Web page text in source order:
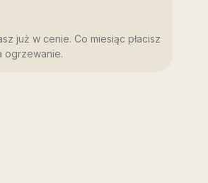
już w cenie. Co miesiąc płacisz
ogrzewanie.